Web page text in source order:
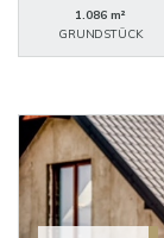
1.086 m²
GRUNDSTÜCK